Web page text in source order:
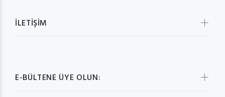
E-BÜLTENE ÜYE OLUN:
İLETİŞİM